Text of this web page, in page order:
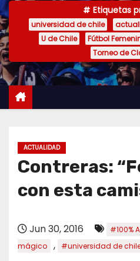
o
n
t
e
n
d
Etiquetas
universidad de chile
U de Chile
Fútbol
Torneo de
ACTUALIDAD
Contreras:
con esta
Jun 30, 2016 #100%
mágico
, #universidad de